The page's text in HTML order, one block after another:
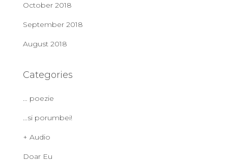
October 2018
September 2018
August 2018
Categories
… poezie
…si porumbei!
+ Audio
Doar Eu